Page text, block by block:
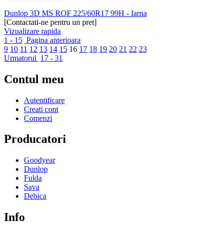
Dunlop 3D MS ROF 225/60R17 99H - Iarna
[Contactati-ne pentru un pret]
Vizualizare rapida
1 - 15 Pagina anterioara
9 10 11 12 13 14 15 16 17 18 19 20 21 22 23
Urmatorul 17 - 31
Contul meu
Autentificare
Creati cont
Comenzi
Producatori
Goodyear
Dunlop
Fulda
Sava
Debica
Info